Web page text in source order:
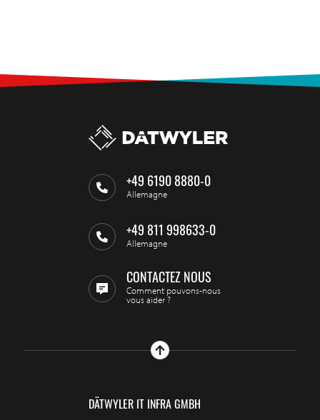
+49 6190 8880-0
Allemagne
+49 811 998633-0
Allemagne
CONTACTEZ NOUS
Comment pouvons-nous
vous aider ?
DÄTWYLER IT INFRA GMBH